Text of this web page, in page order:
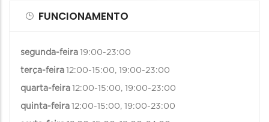
FUNCIONAMENTO
segunda-feira 19:00-23:00
terça-feira 12:00-15:00, 19:00-23:00
quarta-feira 12:00-15:00, 19:00-23:00
quinta-feira 12:00-15:00, 19:00-23:00